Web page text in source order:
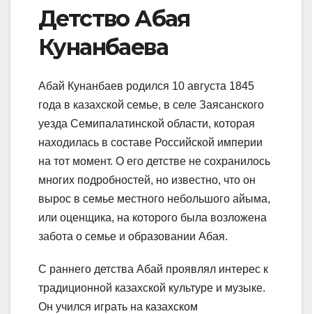
Детство Абая
Кунанбаева
Абай Кунанбаев родился 10 августа 1845
года в казахской семье, в селе Заясанского
уезда Семипалатинской области, которая
находилась в составе Российской империи
на тот момент. О его детстве не сохранилось
многих подробностей, но известно, что он
вырос в семье местного небольшого айыма,
или оценщика, на которого была возложена
забота о семье и образовании Абая.
С раннего детства Абай проявлял интерес к
традиционной казахской культуре и музыке.
Он учился играть на казахском